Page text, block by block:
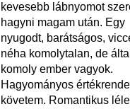
kevesebb lábnyomot
hagyni magam után. Egy
nyugodt, barátságos,
néha komolytalan, de
komoly ember vagyok.
Hagyományos
követem. Romantikus